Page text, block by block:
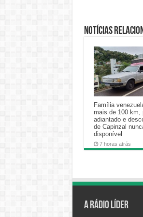
Notícias
Família
mais de 100 km,
adiantado e
de Capinzal
disponível
7 horas atrás
A Rádio Líder